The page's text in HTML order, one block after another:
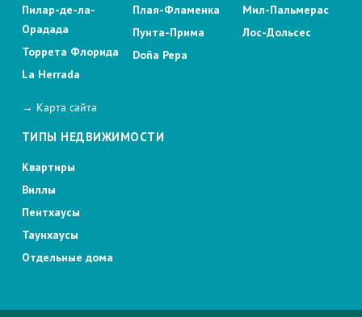
Пилар-де-ла-
Орадада
Торрета Флорида
La Herrada
Плая-Фламенка
Пунта-Прима
Doña Pepa
Мил-Пальмерас
Лос-Дольсес
→ Карта сайта
ТИПЫ НЕДВИЖИМОСТИ
Квартиры
Виллы
Пентхаусы
Таунхаусы
Отдельные дома